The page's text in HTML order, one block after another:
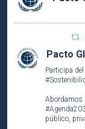
Pacto
Participa
Abordamos
público,